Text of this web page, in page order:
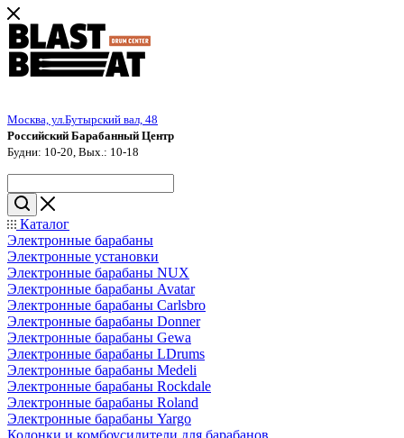
Москва, ул.Бутырский вал, 48
Российский Барабанный Центр
Будни: 10-20, Вых.: 10-18
Каталог
Электронные барабаны
Электронные установки
Электронные барабаны NUX
Электронные барабаны Avatar
Электронные барабаны Carlsbro
Электронные барабаны Donner
Электронные барабаны Gewa
Электронные барабаны LDrums
Электронные барабаны Medeli
Электронные барабаны Rockdale
Электронные барабаны Roland
Электронные барабаны Yargo
Колонки и комбоусилители для барабанов